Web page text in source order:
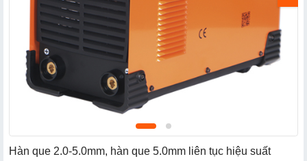
Hàn que 2.0-5.0mm, hàn que 5.0mm liên tục hiệu suất